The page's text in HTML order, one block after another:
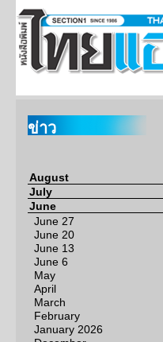
ข่าว
August
July
June
June 27
June 20
June 13
June 6
May
April
March
February
January 2026